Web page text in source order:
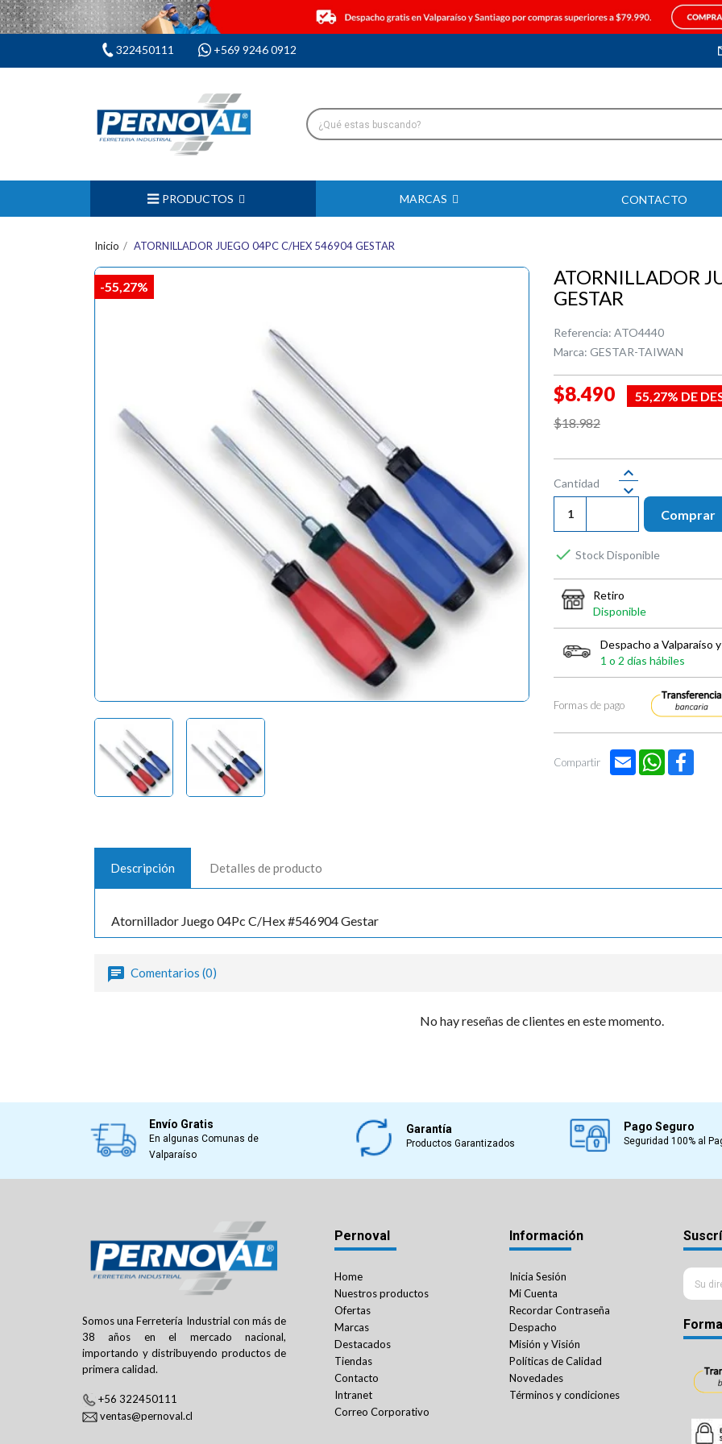
322450111 +569 9246 0912
PRODUCTOS MARCAS CONTACTO
Inicio ATORNILLADOR JUEGO 04PC C/HEX 546904 GESTAR
-55,27%
ATORNILLADOR
GESTAR
Referencia: ATO4440
Marca: GESTAR-TAIWAN
$8.490
55,27% DE
$18.982
Cantidad
Comprar
 Stock Disponible
Retiro
Disponible
Despacho a Valparaíso
1 o 2 días hábiles
Formas de pago
Compartir Email WhatsApp
Descripción Detalles de producto
Atornillador Juego 04Pc C/Hex #546904 Gestar
Comentarios (0)
No hay reseñas de clientes en este momento.
Envío Gratis
En algunas Comunas de
Valparaíso
Garantía
Productos Garantizados
Pago Seguro
Seguridad 100% al
Somos una Ferretería Industrial con más de
38 años en el mercado nacional,
importando y distribuyendo productos de
primera calidad.
+56 322450111
ventas@pernoval.cl
Pernoval
Home
Nuestros productos
Ofertas
Marcas
Destacados
Tiendas
Contacto
Intranet
Correo Corporativo
Información
Inicia Sesión
Mi Cuenta
Recordar Contraseña
Despacho
Misión y Visión
Políticas de Calidad
Novedades
Términos y condiciones